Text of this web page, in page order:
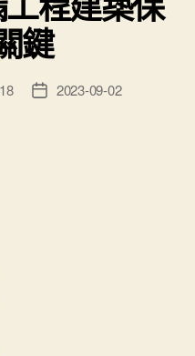
鍵
Post2023-09-02